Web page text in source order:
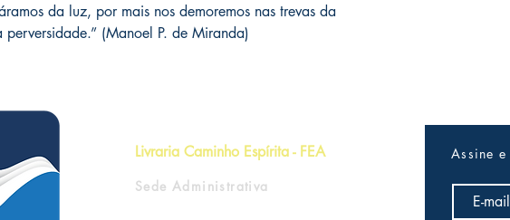
da luz, por mais nos demoremos nas trevas da
(Manoel P. de Miranda)
Livraria Caminho Espírita - FEA
Sede Administrativa
Assine